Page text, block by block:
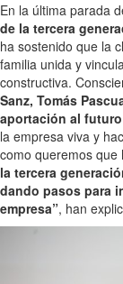
En la última parada
de la tercera
ha sostenido que la
familia unida y
constructiva.
Sanz, Tomás
aportación al
la empresa viva y
como queremos que
la tercera
dando pasos para
empresa”, han